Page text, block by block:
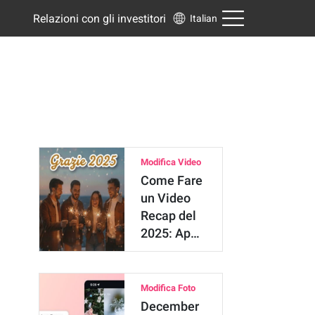
Relazioni con gli investitori Italian
Modifica Video
Come Fare
un Video
Recap del
2025: App
per Creare
Modifica Foto
December